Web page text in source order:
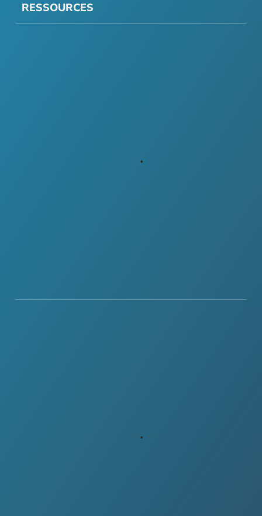
RESSOURCES